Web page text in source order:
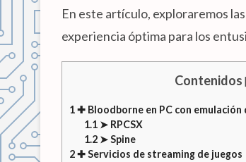
En este artículo, exploraremos
experiencia óptima para los
Contenidos
1✚ Bloodborne en PC con emulación
1.1 ➤ RPCSX
1.2 ➤ Spine
2✚ Servicios de streaming de juegos